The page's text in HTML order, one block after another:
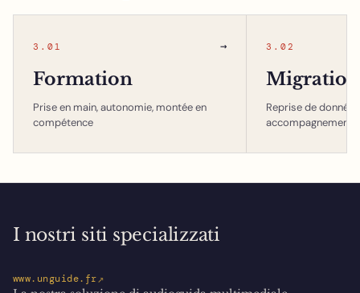
3.01 →
Formation
Prise en main, autonomie, montée en
compétence
3.02
Migration
Reprise de
accompagnement
I nostri siti specializzati
www.unguide.fr↗